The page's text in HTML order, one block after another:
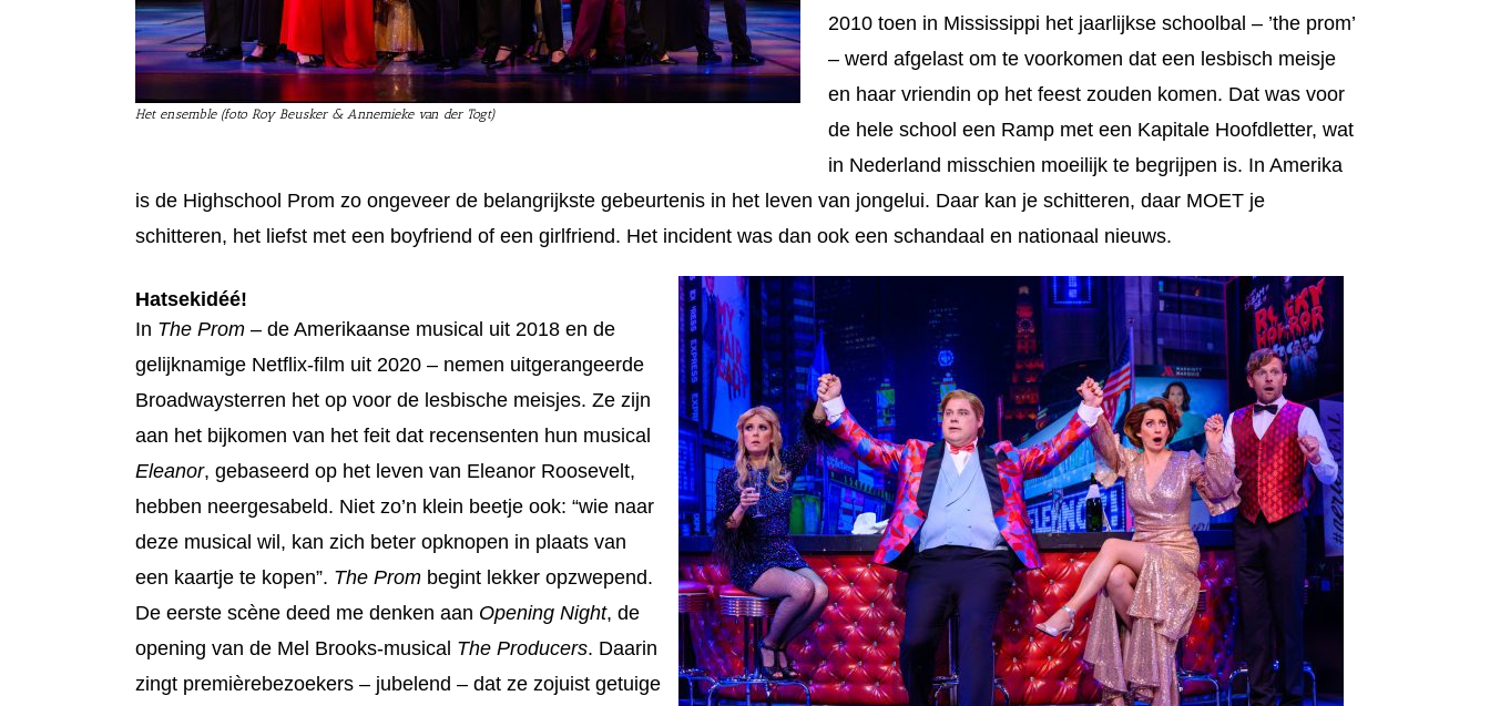
Het ensemble (foto Roy Beusker & Annemieke van der Togt)
2010 toen in Mississippi het jaarlijkse schoolbal – ’the prom’
– werd afgelast om te voorkomen dat een lesbisch meisje
en haar vriendin op het feest zouden komen. Dat was voor
de hele school een Ramp met een Kapitale Hoofdletter, wat
in Nederland misschien moeilijk te begrijpen is. In Amerika
is de Highschool Prom zo ongeveer de belangrijkste gebeurtenis in het leven van jongelui. Daar kan je schitteren, daar MOET je
schitteren, het liefst met een boyfriend of een girlfriend. Het incident was dan ook een schandaal en nationaal nieuws.
Hatsekidéé!
In The Prom – de Amerikaanse musical uit 2018 en de
gelijknamige Netflix-film uit 2020 – nemen uitgerangeerde
Broadwaysterren het op voor de lesbische meisjes. Ze zijn
aan het bijkomen van het feit dat recensenten hun musical
Eleanor, gebaseerd op het leven van Eleanor Roosevelt,
hebben neergesabeld. Niet zo’n klein beetje ook: “wie naar
deze musical wil, kan zich beter opknopen in plaats van
een kaartje te kopen”. The Prom begint lekker opzwepend.
De eerste scène deed me denken aan Opening Night, de
opening van de Mel Brooks-musical The Producers. Daarin
zingt premièrebezoekers – jubelend – dat ze zojuist getuige